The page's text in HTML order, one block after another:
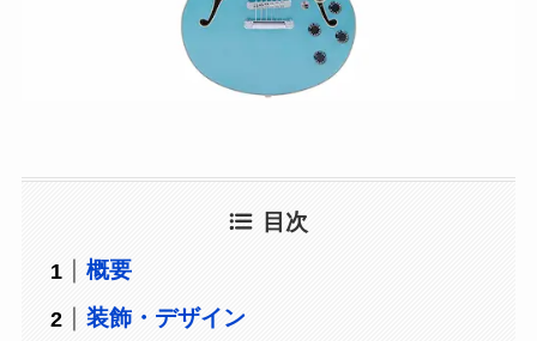
目次
概要
装飾・デザイン